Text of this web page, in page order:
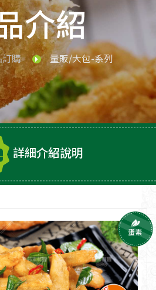
介紹
購 量販/大包-系列
詳細介紹說明
蛋素